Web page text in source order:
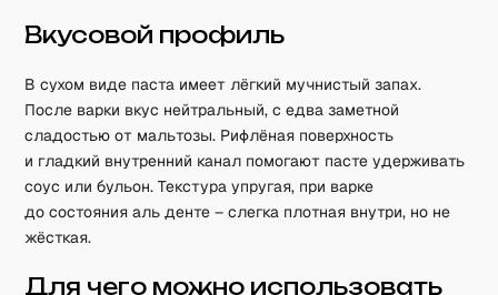
Вкусовой профиль
В сухом виде паста имеет лёгкий мучнистый запах.
После варки вкус нейтральный, с едва заметной
сладостью от мальтозы. Рифлёная поверхность
и гладкий внутренний канал помогают пасте удерживать
соус или бульон. Текстура упругая, при варке
до состояния аль денте – слегка плотная внутри, но не
жёсткая.
Для чего можно использовать